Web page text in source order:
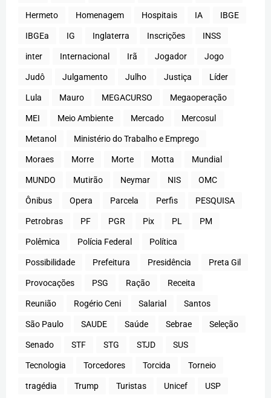
Hermeto Homenagem Hospitais IA IBGE
IBGEa IG Inglaterra Inscrições INSS
inter Internacional Irã Jogador Jogo
Judô Julgamento Julho Justiça Líder
Lula Mauro MEGACURSO Megaoperação
MEI Meio Ambiente Mercado Mercosul
Metanol Ministério do Trabalho e Emprego
Moraes Morre Morte Motta Mundial
MUNDO Mutirão Neymar NIS OMC
Ônibus Opera Parcela Perfis PESQUISA
Petrobras PF PGR Pix PL PM
Polêmica Polícia Federal Política
Possibilidade Prefeitura Presidência Preta Gil
Provocações PSG Ração Receita
Reunião Rogério Ceni Salarial Santos
São Paulo SAUDE Saúde Sebrae Seleção
Senado STF STG STJD SUS
Tecnologia Torcedores Torcida Torneio
tragédia Trump Turistas Unicef USP